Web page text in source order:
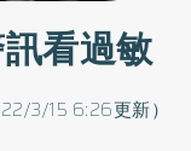
看過敏
3/15 6:26更新）